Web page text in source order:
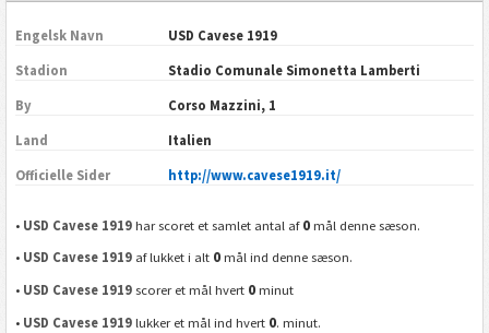
Engelsk Navn USD Cavese 1919
Stadion Stadio Comunale Simonetta Lamberti
By Corso Mazzini, 1
Land Italien
Officielle Sider http://www.cavese1919.it/
• USD Cavese 1919 har scoret et samlet antal af 0 mål denne sæson.
• USD Cavese 1919 af lukket i alt 0 mål ind denne sæson.
• USD Cavese 1919 scorer et mål hvert 0 minut
• USD Cavese 1919 lukker et mål ind hvert 0. minut.